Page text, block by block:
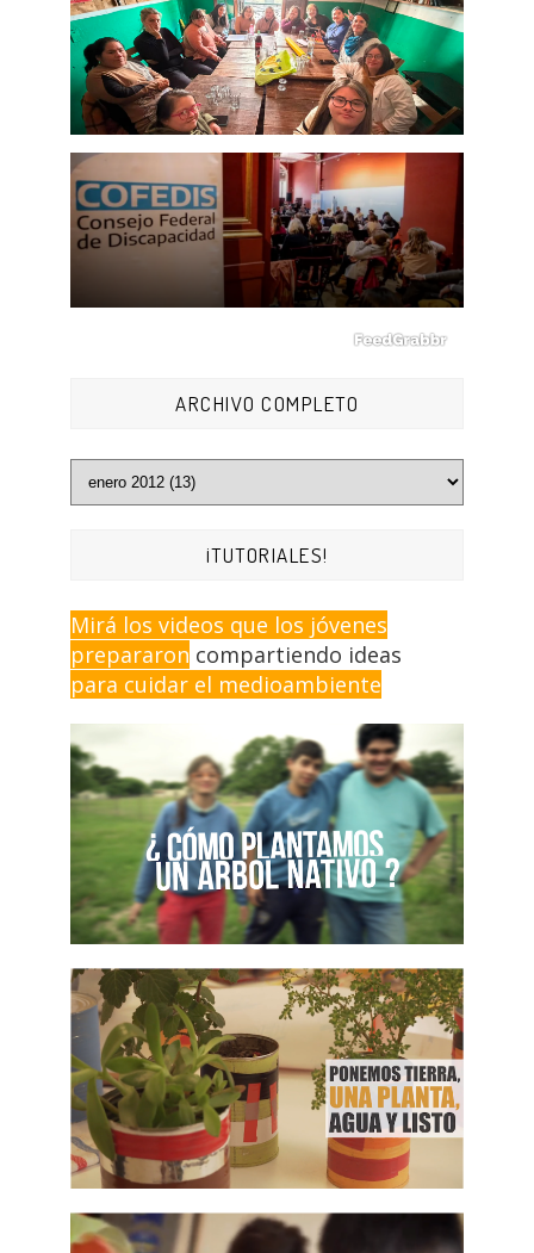
ARCHIVO COMPLETO
¡TUTORIALES!
Mirá los videos que los jóvenes
prepararon compartiendo ideas
para cuidar el medioambiente